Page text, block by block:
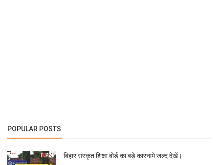
अन्य
POPULAR POSTS
बिहार संस्कृत शिक्षा बोर्ड का बड़े कारनामे जल्द देखें।